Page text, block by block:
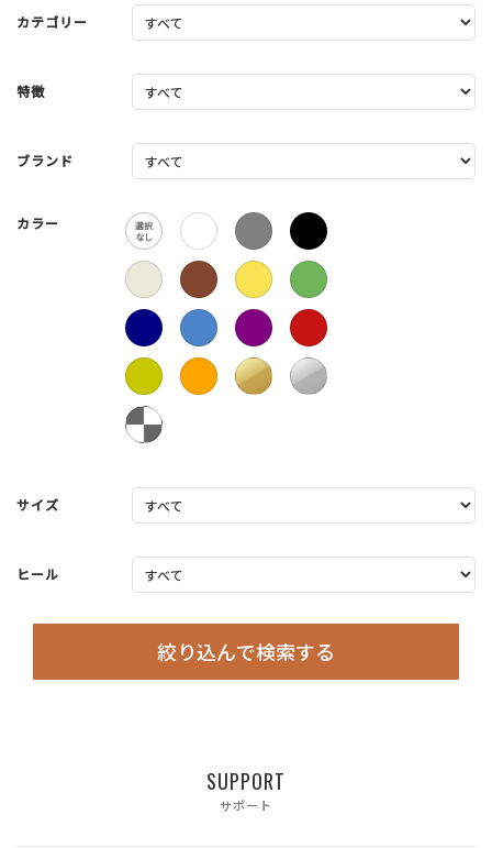
カテゴリー
特徴
ブランド
カラー
サイズ
ヒール
絞り込んで検索する
SUPPORT
サポート